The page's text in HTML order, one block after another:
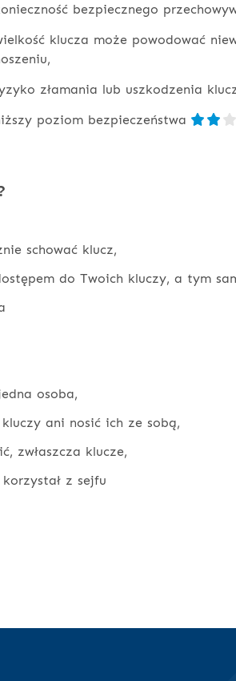
bezpiecznego
klucza może powodować
złamania lub uszkodzenia
poziom bezpieczeństwa
schować klucz,
do Twoich kluczy, a tym
osoba,
ani nosić ich ze sobą,
zwłaszcza klucze,
z sejfu